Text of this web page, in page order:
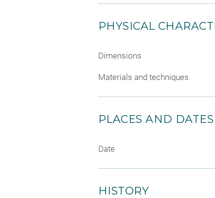
PHYSICAL
Dimensions
Materials and techniques
PLACES AND DATES
Date
HISTORY